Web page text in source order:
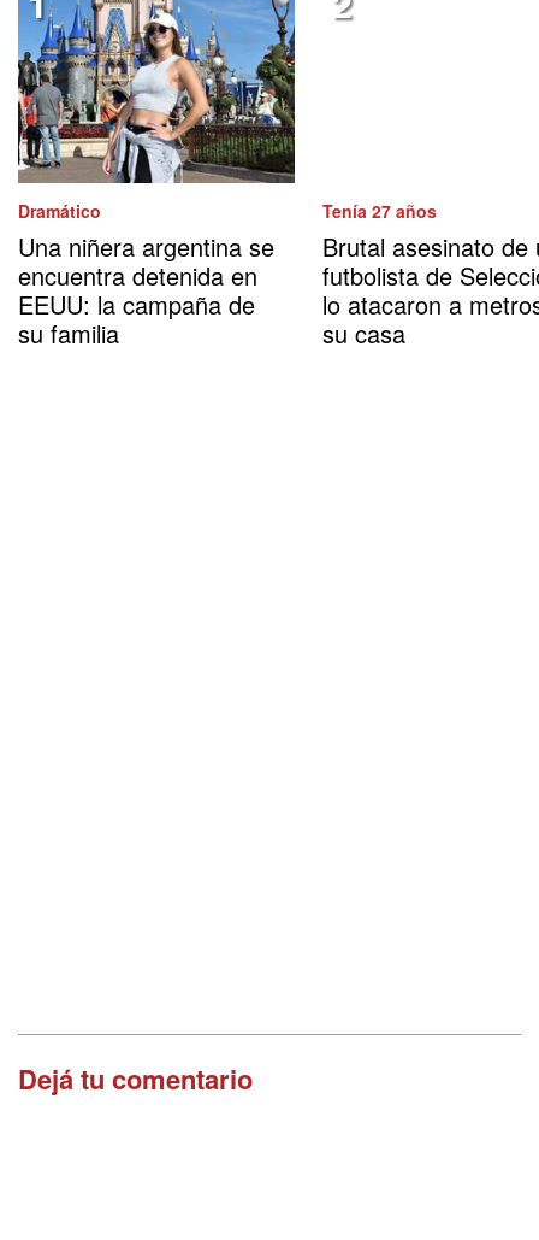
Dramático
Una niñera argentina se
encuentra detenida en
EEUU: la campaña de
su familia
Tenía 27 años
Brutal asesinato de
futbolista de
lo atacaron a
su casa
Dejá tu comentario